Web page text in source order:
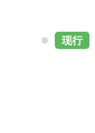
现行